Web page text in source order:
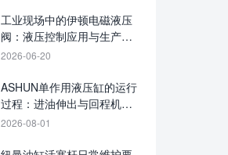
工业现场中的伊顿电磁液压
阀：液压控制应用与生产节
奏保障
2026-06-20
ASHUN单作用液压缸的运行
过程：进油伸出与回程机制
解析
2026-08-01